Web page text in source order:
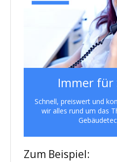
Immer für
Schnell, preiswert und
wir alles rund um das
Zum Beispiel: